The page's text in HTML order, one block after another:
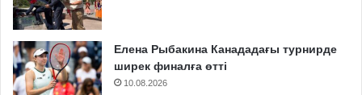
Елена Рыбакина Канададағы турнирде
ширек финалға өтті
10.08.2026